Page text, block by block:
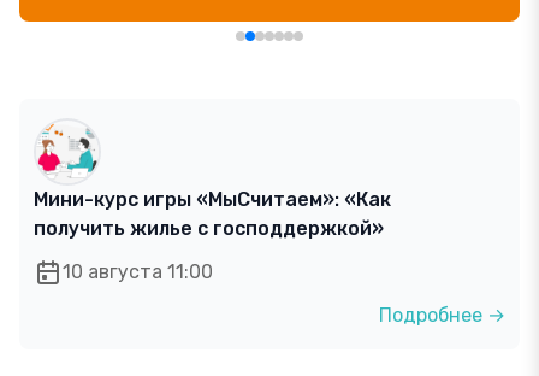
Мини-курс игры «МыСчитаем»: «Как
получить жилье с господдержкой»
10 августа 11:00
Подробнее →